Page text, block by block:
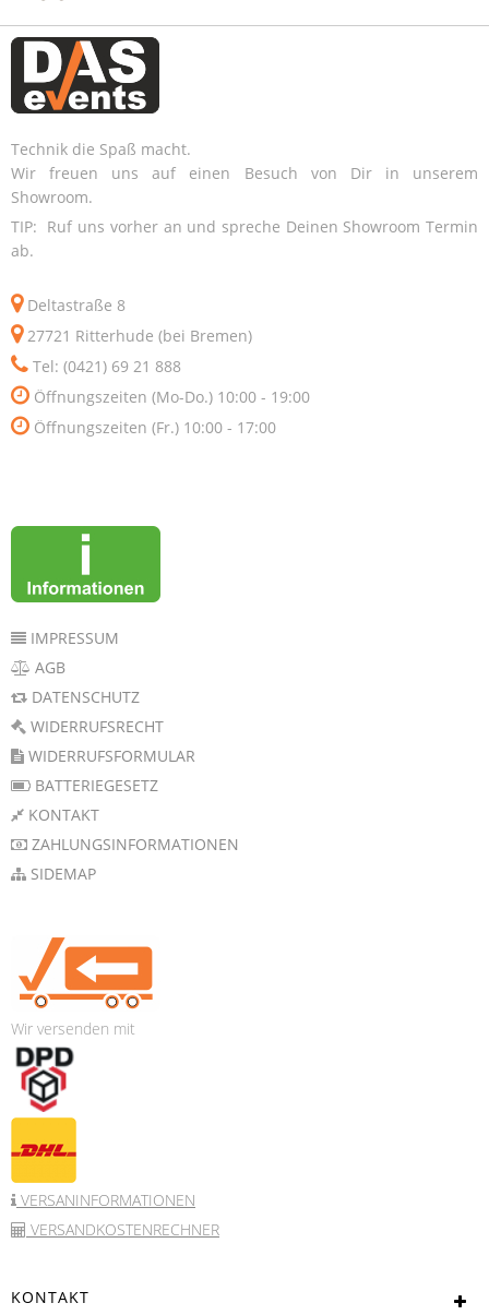
Technik die Spaß macht.
Wir freuen uns auf einen Besuch von Dir in unserem
Showroom.
TIP: Ruf uns vorher an und spreche Deinen Showroom Termin
ab.
Deltastraße 8
27721 Ritterhude (bei Bremen)
Tel: (0421) 69 21 888
Öffnungszeiten (Mo-Do.) 10:00 - 19:00
Öffnungszeiten (Fr.) 10:00 - 17:00
IMPRESSUM
AGB
DATENSCHUTZ
WIDERRUFSRECHT
WIDERRUFSFORMULAR
BATTERIEGESETZ
KONTAKT
ZAHLUNGSINFORMATIONEN
SIDEMAP
Wir versenden mit
VERSANINFORMATIONEN
VERSANDKOSTENRECHNER
KONTAKT